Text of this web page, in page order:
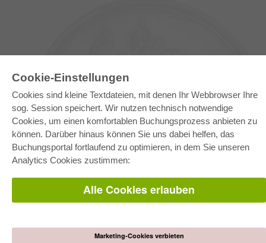
Cookie-Einstellungen
Cookies sind kleine Textdateien, mit denen Ihr Webbrowser Ihre
sog. Session speichert. Wir nutzen technisch notwendige
Cookies, um einen komfortablen Buchungsprozess anbieten zu
können. Darüber hinaus können Sie uns dabei helfen, das
Buchungsportal fortlaufend zu optimieren, in dem Sie unseren
Analytics Cookies zustimmen:
Alle Cookies erlauben
Marketing-Cookies verbieten
E-COLLECTION
Gesamtpaket
Fachbereichspakete
Bereitstellung von E-Books
Häufig gestellte Fragen (FAQ)
Alle Autoren